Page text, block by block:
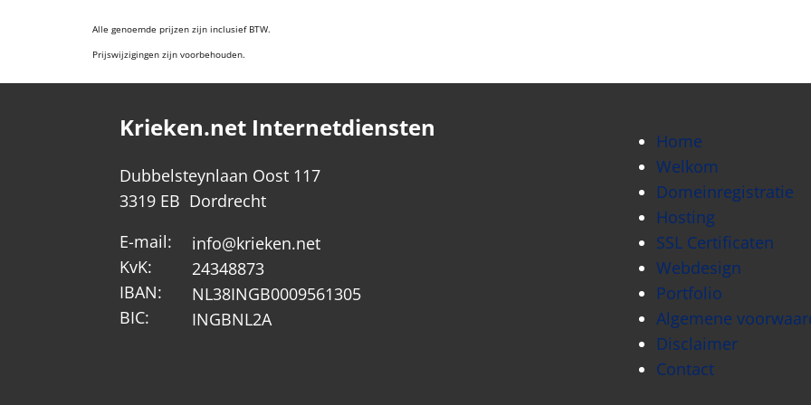
Alle genoemde prijzen zijn inclusief BTW.
Prijswijzigingen zijn voorbehouden.
Krieken.net Internetdiensten
Dubbelsteynlaan Oost 117
3319 EB Dordrecht
info@krieken.net
24348873
NL38INGB0009561305
INGBNL2A
E-mail:
KvK:
IBAN:
BIC:
Home
Welkom
Domeinregistratie
Hosting
SSL Certificaten
Webdesign
Portfolio
Algemene
Disclaimer
Contact